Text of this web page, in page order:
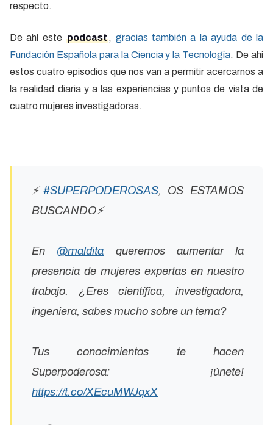
respecto.
De ahí estepodcast , gracias también a la ayuda de la
Fundación Española para la Ciencia y la Tecnología. De ahí
estos cuatro episodios que nos van a permitir acercarnos a
la realidad diaria y a las experiencias y puntos de vista de
cuatro mujeres investigadoras.
⚡️ #SUPERPODEROSAS, OS ESTAMOS
BUSCANDO⚡️
En @maldita queremos aumentar la
presencia de mujeres expertas en nuestro
trabajo. ¿Eres científica, investigadora,
ingeniera, sabes mucho sobre un tema?
Tus conocimientos te hacen
Superpoderosa: ¡únete!
https://t.co/XEcuMWJqxX